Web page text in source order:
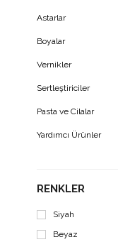
Astarlar
Boyalar
Vernikler
Sertleştiriciler
Pasta ve Cilalar
Yardımcı Ürünler
RENKLER
Siyah
Beyaz